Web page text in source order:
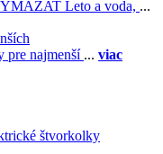
Leto a voda, ...
pre najmenší ... viac
štvorkolky